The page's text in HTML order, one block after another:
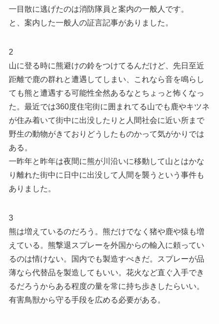
一目散に逃げたのは消防隊員と案内の一般人です。
と、案内した一般人の証言記事がありました。
2
山に登る時に熊避けの鈴をつけてるんだけど、先日至近
距離で鹿の群れと遭遇してしまい、これなら音を鳴らし
ても熊と遭遇する可能性全然あるなとちょっと怖くなっ
た。最近では360度住宅街に囲まれてる山でも鹿やキツネ
が住み着いて街中に出没したりと人間社会に近い所まで
野生の動物がきておりどうしたものかって気がかりでは
ある。
一昨年と昨年は夜間に熊が川沿いに移動して山とはかな
り離れた街中に日中に出没して人間を襲うという事件も
ありました。
3
熊は増えているのだろう。熊だけでなく猪や鹿や猿も増
えている。熊撃退スプレーを外国からの輸入に頼ってい
るのは情けない。国内でも製造すべきだ。スプレーが品
薄なら代替品を製造してもいい。花火など直ぐ入手でき
るだろうからある程度の量を常に持ち歩きしたらいい。
有害鳥獣から守る手段を広める必要がある。